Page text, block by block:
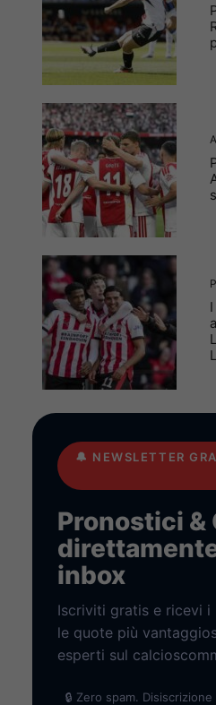
🔔 NEWSLETTER
Pronostici &
inbox
Iscriviti gratis e ricevi
le quote più
esperti sul
🔒 Zero spam.